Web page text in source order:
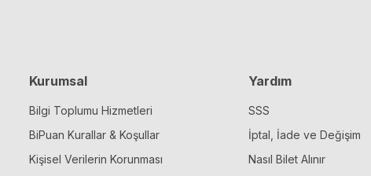
Kurumsal
Bilgi Toplumu Hizmetleri
BiPuan Kurallar & Koşullar
Kişisel Verilerin Korunması
Yardım
SSS
İptal, İade ve Değişim
Nasıl Bilet Alınır